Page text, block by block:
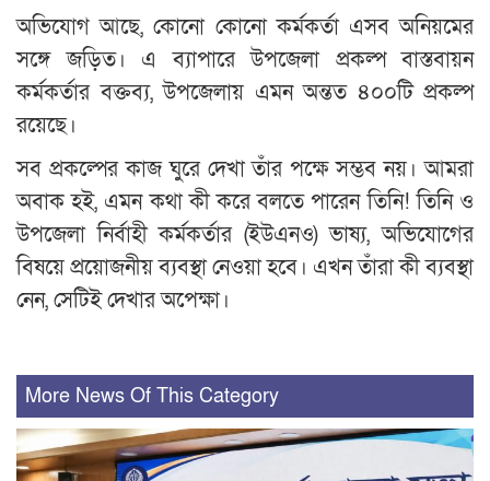
অভিযোগ আছে, কোনো কোনো কর্মকর্তা এসব অনিয়মের
সঙ্গে জড়িত। এ ব্যাপারে উপজেলা প্রকল্প বাস্তবায়ন
কর্মকর্তার বক্তব্য, উপজেলায় এমন অন্তত ৪০০টি প্রকল্প
রয়েছে।
সব প্রকল্পের কাজ ঘুরে দেখা তাঁর পক্ষে সম্ভব নয়। আমরা
অবাক হই, এমন কথা কী করে বলতে পারেন তিনি! তিনি ও
উপজেলা নির্বাহী কর্মকর্তার (ইউএনও) ভাষ্য, অভিযোগের
বিষয়ে প্রয়োজনীয় ব্যবস্থা নেওয়া হবে। এখন তাঁরা কী ব্যবস্থা
নেন, সেটিই দেখার অপেক্ষা।
More News Of This Category